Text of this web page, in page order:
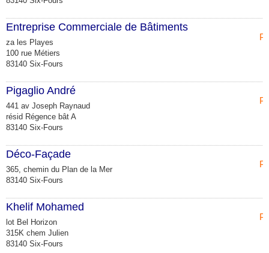
Entreprise Commerciale de Bâtiments
za les Playes
100 rue Métiers
83140 Six-Fours
Pigaglio André
441 av Joseph Raynaud
résid Régence bât A
83140 Six-Fours
Déco-Façade
365, chemin du Plan de la Mer
83140 Six-Fours
Khelif Mohamed
lot Bel Horizon
315K chem Julien
83140 Six-Fours